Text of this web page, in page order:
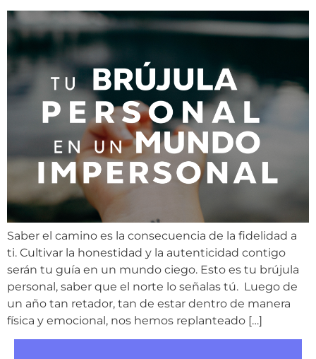
Saber el camino es la consecuencia de la fidelidad a
ti. Cultivar la honestidad y la autenticidad contigo
serán tu guía en un mundo ciego. Esto es tu brújula
personal, saber que el norte lo señalas tú. Luego de
un año tan retador, tan de estar dentro de manera
física y emocional, nos hemos replanteado […]